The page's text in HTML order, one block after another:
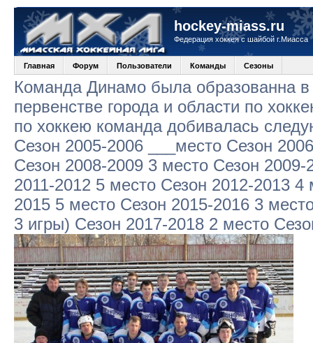
hockey-miass.ru
Федерация хоккея с шайбой г.Миасса
Главная Форум Пользователи Команды Сезоны
Команда Динамо была образованна
первенстве города и области по
по хоккею команда добивалась
Сезон 2005-2006 ___место Сезон
Сезон 2008-2009 3 место Сезон
2011-2012 5 место Сезон 2012-2013
2015 5 место Сезон 2015-2016 3
3 игры) Сезон 2017-2018 2 место